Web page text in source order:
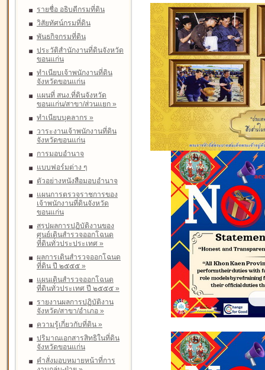
รายชื่อ อธิบดีกรมที่ดิน
วิสัยทัศน์กรมที่ดิน
พันธกิจกรมที่ดิน
ประวัติสำนักงานที่ดินจังหวัด
ขอนแก่น
ทำเนียบเจ้าพนักงานที่ดิน
จังหวัดขอนแก่น
แผนที่ สนง.ที่ดินจังหวัด
ขอนแก่น/สาขา/ส่วนแยก »
ทำเนียบบุคลากร »
วาระงานเจ้าพนักงานที่ดิน
จังหวัดขอนแก่น
การมอบอำนาจ
แบบฟอร์มต่าง ๆ
ตัวอย่างหนังสือมอบอำนาจ
แผนการตรวจราชการของ
เจ้าพนักงานที่ดินจังหวัด
ขอนแก่น
สรุปผลการปฏิบัติงานของ
ศูนย์เดินสำรวจออกโฉนด
ที่ดินทั่วประประเทศ »
ผลการเดินสำรวจออกโฉนด
ที่ดิน ปี ๒๕๕๕ »
แผนเดินสำรวจออกโฉนด
ที่ดินทั่วประเทศ ปี ๒๕๕๕ »
รายงานผลการปฏิบัติงาน
จังหวัด/สาขา/อำเภอ »
ความรู้เกี่ยวกับที่ดิน »
ปริมาณเอกสารสิทธิในที่ดิน
จังหวัดขอนแก่น
คำสั่งมอบหมายหน้าที่การ